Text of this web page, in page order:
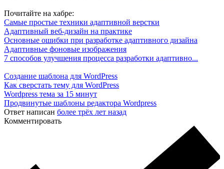
Почитайте на хабре:
Самые простые техники адаптивной верстки
Адаптивный веб-дизайн на практике
Основные ошибки при разработке адаптивного дизайна
Адаптивные фоновые изображения
7 способов улучшения процесса разработки адаптивно...
Создание шаблона для WordPress
Как сверстать тему для WordPress
Wordpress тема за 15 минут
Продвинутые шаблоны редактора Wordpress
Ответ написан более трёх лет назад
Комментировать